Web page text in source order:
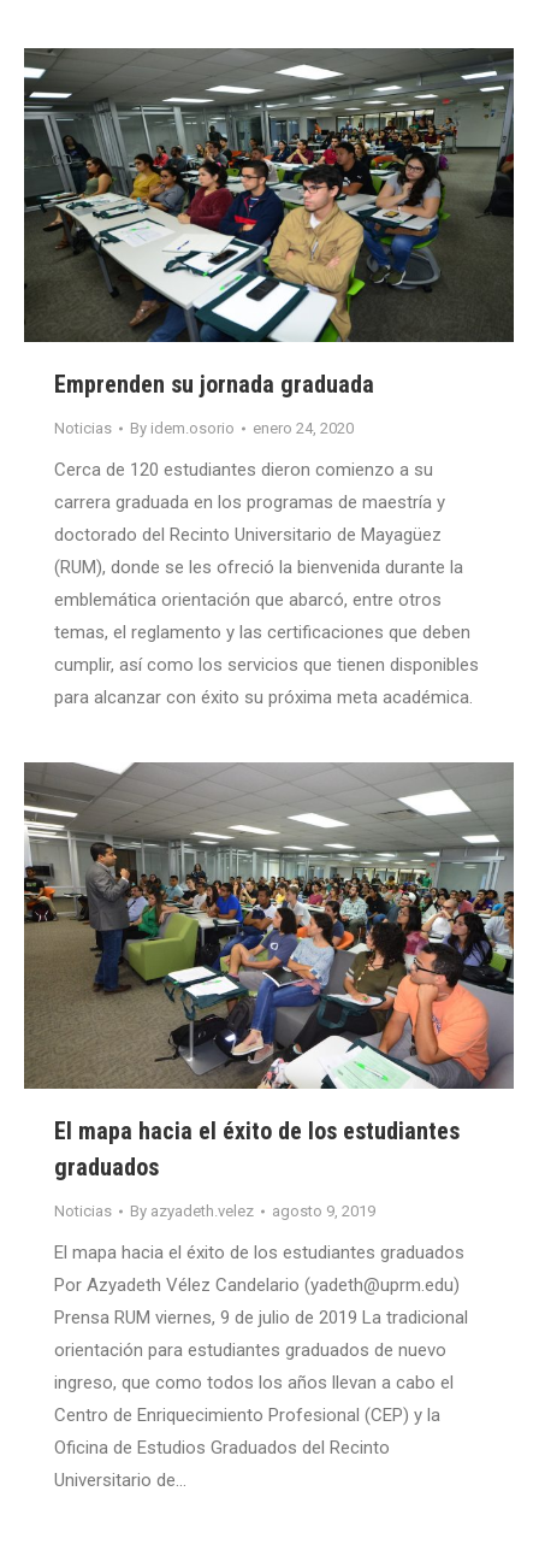
Emprenden su jornada graduada
Noticias By idem.osorio enero 24, 2020
Cerca de 120 estudiantes dieron comienzo a su
carrera graduada en los programas de maestría y
doctorado del Recinto Universitario de Mayagüez
(RUM), donde se les ofreció la bienvenida durante la
emblemática orientación que abarcó, entre otros
temas, el reglamento y las certificaciones que deben
cumplir, así como los servicios que tienen disponibles
para alcanzar con éxito su próxima meta académica.
El mapa hacia el éxito de los estudiantes
graduados
Noticias By azyadeth.velez agosto 9, 2019
El mapa hacia el éxito de los estudiantes graduados
Por Azyadeth Vélez Candelario (yadeth@uprm.edu)
Prensa RUM viernes, 9 de julio de 2019 La tradicional
orientación para estudiantes graduados de nuevo
ingreso, que como todos los años llevan a cabo el
Centro de Enriquecimiento Profesional (CEP) y la
Oficina de Estudios Graduados del Recinto
Universitario de…